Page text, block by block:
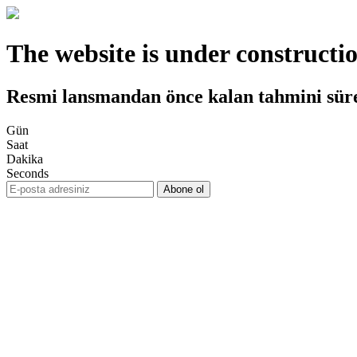
The website is under
Resmi lansmandan önce kalan tahmini
Gün
Saat
Dakika
Seconds